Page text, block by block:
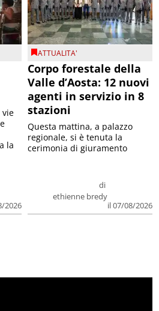
2026
vie
la
ATTUALITA'
Corpo forestale della
Valle d’Aosta: 12 nuovi
agenti in servizio in 8
stazioni
di
ethienne bredy
il 07/08/2026
Questa mattina, a palazzo
regionale, si è tenuta la
cerimonia di giuramento